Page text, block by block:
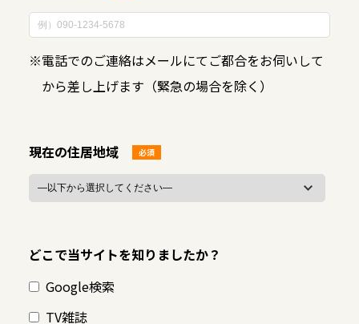
※電話でのご連絡はメールにてご都合をお伺いして
から差し上げます（緊急の場合を除く）
現在の住居地域 必須
どこで当サイトを知りましたか？
Google検索
TV雑誌